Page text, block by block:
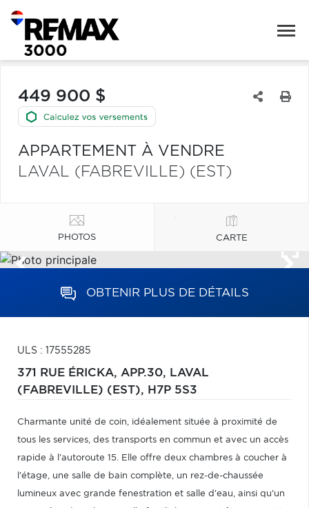
449 900 $
APPARTEMENT À VENDRE
LAVAL (FABREVILLE) (EST)
PHOTOS CARTE
OBTENIR PLUS DE DÉTAILS
ULS : 17555285
371 RUE ÉRICKA, APP.30, LAVAL
(FABREVILLE) (EST), H7P 5S3
Charmante unité de coin, idéalement située à proximité de
tous les services, des transports en commun et avec un accès
rapide à l'autoroute 15. Elle offre deux chambres à coucher à
l'étage, une salle de bain complète, un rez-de-chaussée
lumineux avec grande fenestration et salle d'eau, ainsi qu'un